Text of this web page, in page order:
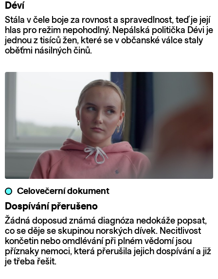
Déví
Stála v čele boje za rovnost a spravedlnost, teď je její
hlas pro režim nepohodlný. Nepálská politička Dévi je
jednou z tisíců žen, které se v občanské válce staly
oběťmi násilných činů.
Celovečerní dokument
Dospívání přerušeno
Žádná doposud známá diagnóza nedokáže popsat,
co se děje se skupinou norských dívek. Necitlivost
končetin nebo omdlévání při plném vědomí jsou
příznaky nemoci, která přerušila jejich dospívání a již
je třeba řešit.